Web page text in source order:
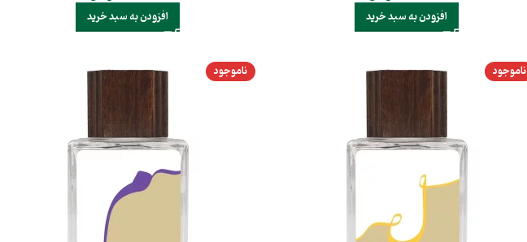
افزودن به سبد خرید افزودن به سبد خرید
ناموجود ناموجود